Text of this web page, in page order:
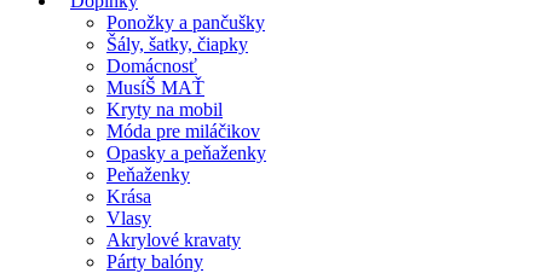
Ponožky a pančušky
Šály, šatky, čiapky
Domácnosť
MusíŠ MAŤ
Kryty na mobil
Móda pre miláčikov
Opasky a peňaženky
Peňaženky
Krása
Vlasy
Akrylové kravaty
Párty balóny